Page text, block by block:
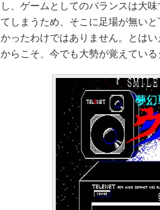
し、ゲームとしてのバランスは大
てしまうため、そこに足場が無い
かったわけではありません。とは
からこそ、今でも大勢が覚えてい